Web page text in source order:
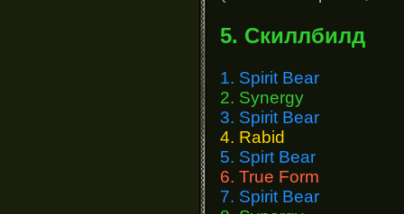
5. Скиллбилд
1. Spirit Bear
2. Synergy
3. Spirit Bear
4. Rabid
5. Spirt Bear
6. True Form
7. Spirit Bear